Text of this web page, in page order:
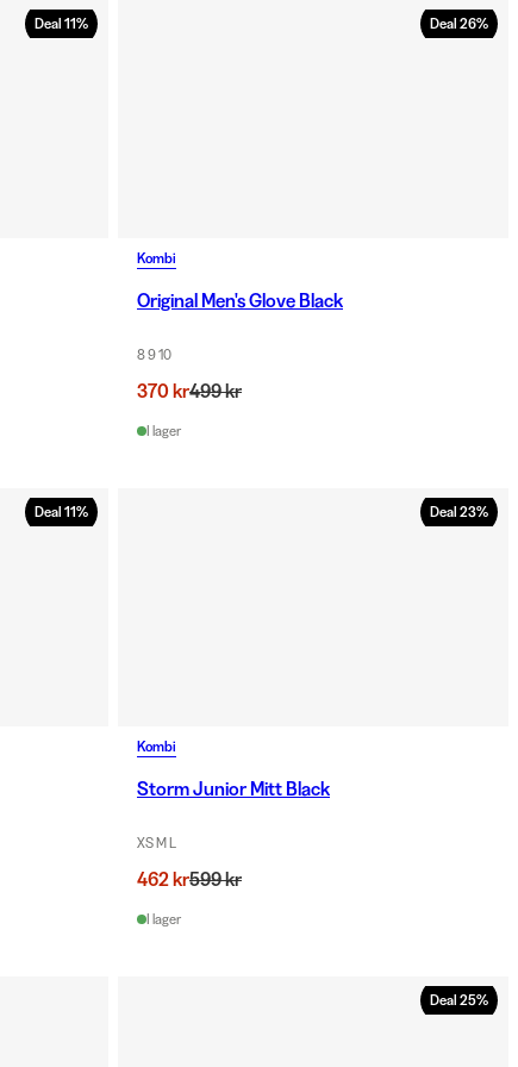
Deal 11% Deal 26%
Kombi
Original Men's Glove Black
8 9 10
370 kr499 kr
I lager
Deal 11% Deal 23%
Kombi
Storm Junior Mitt Black
XS M L
462 kr599 kr
I lager
Deal 25%